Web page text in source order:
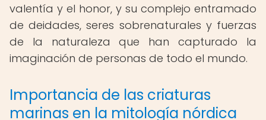
valentía y el honor, y su complejo entramado
de deidades, seres sobrenaturales y fuerzas
de la naturaleza que han capturado la
imaginación de personas de todo el mundo.
Importancia de las criaturas
marinas en la mitología nórdica